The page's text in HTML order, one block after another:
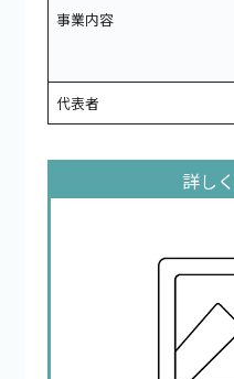
事業内容
代表者